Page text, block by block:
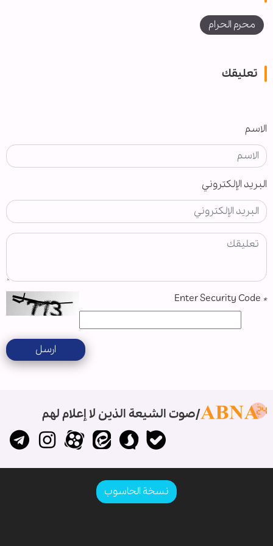
محرم الحرام
تعليقك
الاسم
البريد الإلكتروني
*
ارسل
صوت الشيعة الذين لا إعلام لهم
نسخة الحاسوب